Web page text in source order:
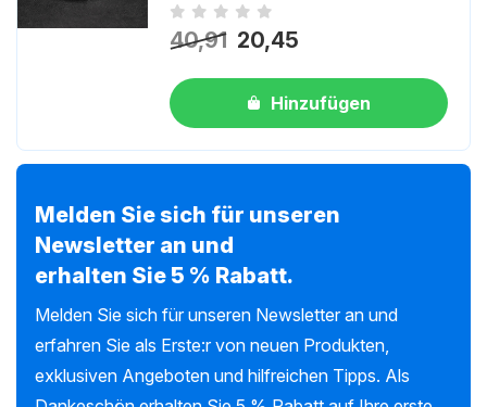
Noch keine Bewertungen
40,91 20,45
Hinzufügen
Melden Sie sich für unseren
Newsletter an und
erhalten Sie 5 % Rabatt.
Melden Sie sich für unseren Newsletter an und
erfahren Sie als Erste:r von neuen Produkten,
exklusiven Angeboten und hilfreichen Tipps. Als